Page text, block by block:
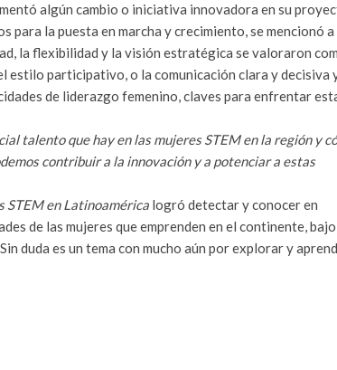
algún cambio o iniciativa innovadora en su
la puesta en marcha y crecimiento, se mencionó a
la flexibilidad y la visión estratégica se valoraron
estilo participativo, o la comunicación clara y decisiva
de liderazgo femenino, claves para enfrentar
talento que hay en las mujeres STEM en la región y
contribuir a la innovación y a potenciar a estas
STEM en Latinoamérica logró detectar y conocer en
de las mujeres que emprenden en el continente, bajo
duda es un tema con mucho aún por explorar y